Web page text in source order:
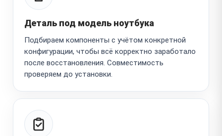
Деталь под модель ноутбука
Подбираем компоненты с учётом конкретной
конфигурации, чтобы всё корректно заработало
после восстановления. Совместимость
проверяем до установки.